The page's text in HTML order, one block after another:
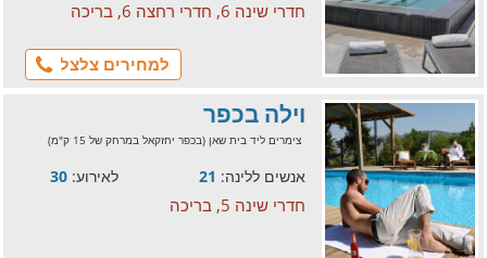
חדרי שינה 6, חדרי רחצה 6, בריכה
למחירים צלצל
וילה בכפר
צימרים ליד בית שאן (בכפר יחזקאל במרחק של 15 ק"מ)
אנשים ללינה: 21 לאירוע: 30
חדרי שינה 5, בריכה